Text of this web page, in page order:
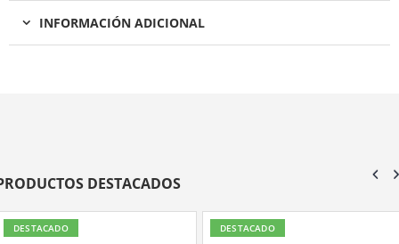
INFORMACIÓN ADICIONAL
DESTACADOS
DESTACADO DESTACADO